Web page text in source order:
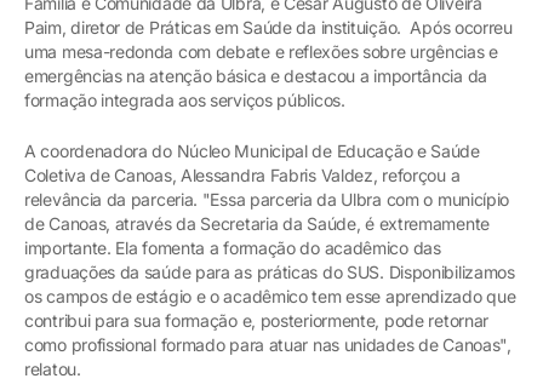
Paim, diretor de Práticas em Saúde da instituição. Após ocorreu
uma mesa-redonda com debate e reflexões sobre urgências e
emergências na atenção básica e destacou a importância da
formação integrada aos serviços públicos.
A coordenadora do Núcleo Municipal de Educação e Saúde
Coletiva de Canoas, Alessandra Fabris Valdez, reforçou a
relevância da parceria. "Essa parceria da Ulbra com o município
de Canoas, através da Secretaria da Saúde, é extremamente
importante. Ela fomenta a formação do acadêmico das
graduações da saúde para as práticas do SUS. Disponibilizamos
os campos de estágio e o acadêmico tem esse aprendizado que
contribui para sua formação e, posteriormente, pode retornar
como profissional formado para atuar nas unidades de Canoas",
relatou.